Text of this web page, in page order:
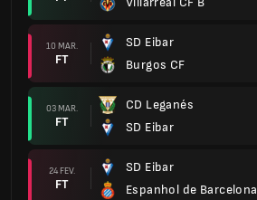
10 MAR.
FT
SD Eibar
Burgos CF
03 MAR.
FT
CD Leganés
SD Eibar
24 FEV.
FT
SD Eibar
Espanhol de Barcelona